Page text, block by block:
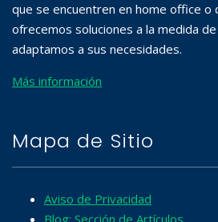
que se encuentren en home office o
ofrecemos soluciones a la medida
adaptamos a sus necesidades.
Más información
Mapa de Sitio
Aviso de Privacidad